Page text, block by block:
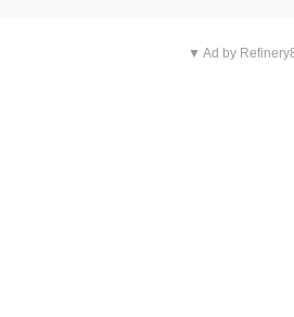
▼ Ad by